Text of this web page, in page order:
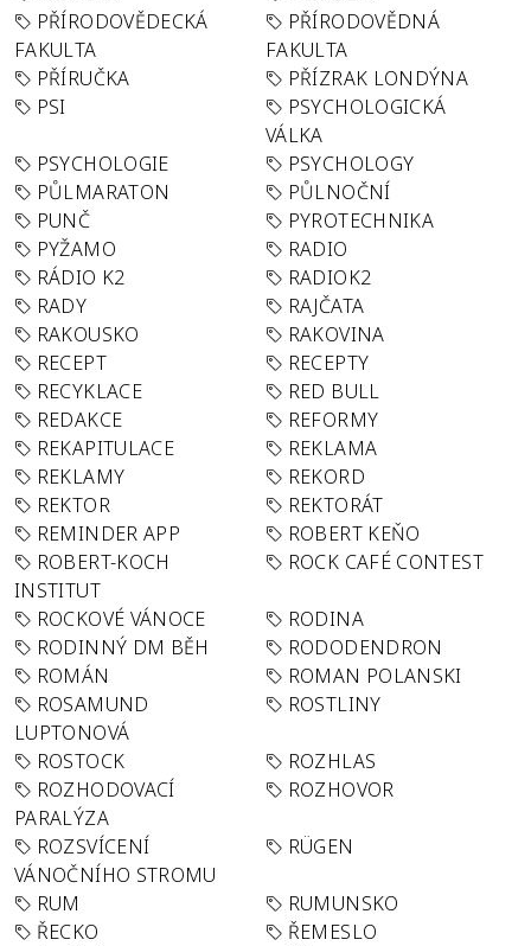
PŘÍRODOVĚDECKÁ
FAKULTA
PŘÍRODOVĚDNÁ
FAKULTA
PŘÍRUČKA
PŘÍZRAK LONDÝNA
PSI
PSYCHOLOGICKÁ
VÁLKA
PSYCHOLOGIE
PSYCHOLOGY
PŮLMARATON
PŮLNOČNÍ
PUNČ
PYROTECHNIKA
PYŽAMO
RADIO
RÁDIO K2
RADIOK2
RADY
RAJČATA
RAKOUSKO
RAKOVINA
RECEPT
RECEPTY
RECYKLACE
RED BULL
REDAKCE
REFORMY
REKAPITULACE
REKLAMA
REKLAMY
REKORD
REKTOR
REKTORÁT
REMINDER APP
ROBERT KEŇO
ROBERT-KOCH
INSTITUT
ROCK CAFÉ CONTEST
ROCKOVÉ VÁNOCE
RODINA
RODINNÝ DM BĚH
RODODENDRON
ROMÁN
ROMAN POLANSKI
ROSAMUND
LUPTONOVÁ
ROSTLINY
ROSTOCK
ROZHLAS
ROZHODOVACÍ
PARALÝZA
ROZHOVOR
ROZSVÍCENÍ
VÁNOČNÍHO STROMU
RÜGEN
RUM
RUMUNSKO
ŘECKO
ŘEMESLO